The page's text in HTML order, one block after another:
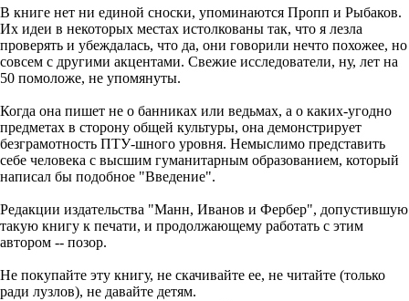
В книге нет ни единой сноски, упоминаются Пропп и Рыбаков.
Их идеи в некоторых местах истолкованы так, что я лезла
проверять и убеждалась, что да, они говорили нечто похожее, но
совсем с другими акцентами. Свежие исследователи, ну, лет на
50 помоложе, не упомянуты.
Когда она пишет не о банниках или ведьмах, а о каких-угодно
предметах в сторону общей культуры, она демонстрирует
безграмотность ПТУ-шного уровня. Немыслимо представить
себе человека с высшим гуманитарным образованием, который
написал бы подобное "Введение".
Редакции издательства "Манн, Иванов и Фербер", допустившую
такую книгу к печати, и продолжающему работать с этим
автором -- позор.
Не покупайте эту книгу, не скачивайте ее, не читайте (только
ради лузлов), не давайте детям.